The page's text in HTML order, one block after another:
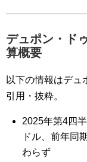
デュポン・ド
算概要
以下の情報はデュ
引用・抜粋。
2025年第4四
ドル、前年同
わらず